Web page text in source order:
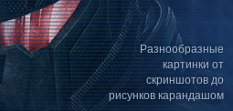
Разнообразные
картинки от
скриншотов до
рисунков карандашом